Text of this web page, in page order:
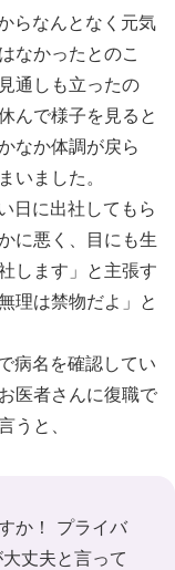
らなんとなく元気
なかったとのこ
通しも立ったの
んで様子を見ると
なか体調が戻ら
いました。
日に出社してもら
に悪く、目にも生
します」と主張す
理は禁物だよ」と
病名を確認してい
医者さんに復職で
うと、
か！ プライバ
丈夫と言って